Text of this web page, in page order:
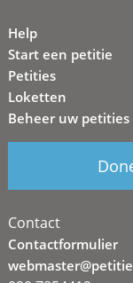
Help
Start een petitie
Petities
Loketten
Beheer uw petities
Contact
Contactformulier